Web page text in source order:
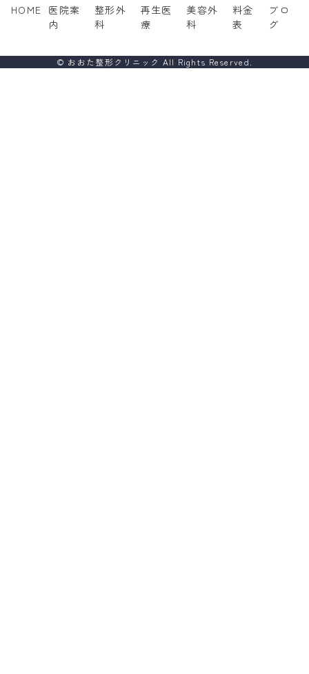
HOME 医院案
内
整形外
科
再生医
療
美容外
科
料金
表
ブロ
グ
© おおた整形クリニック All Rights Reserved.